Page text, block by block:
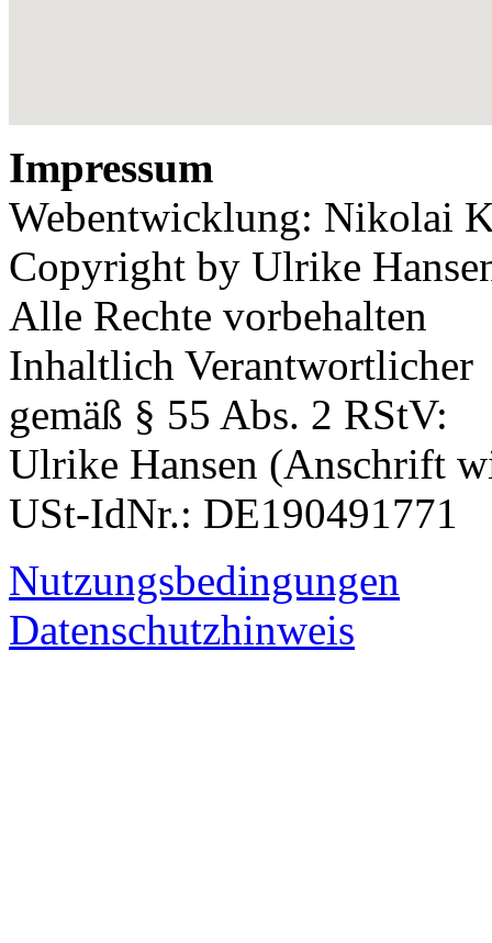
Impressum
Webentwicklung: Nikolai
Copyright by Ulrike
Alle Rechte vorbehalten
Inhaltlich Verantwortlicher
gemäß § 55 Abs. 2 RStV:
Ulrike Hansen (Anschrift
USt-IdNr.: DE190491771
Nutzungsbedingungen
Datenschutzhinweis